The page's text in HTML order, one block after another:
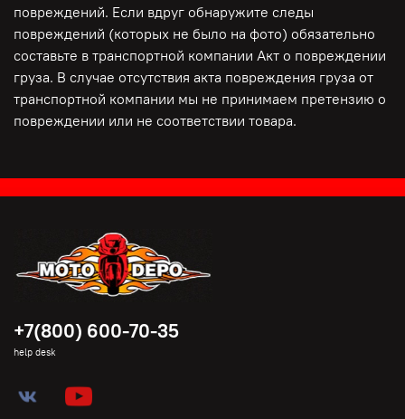
повреждений. Если вдруг обнаружите следы
повреждений (которых не было на фото) обязательно
составьте в транспортной компании Акт о повреждении
груза. В случае отсутствия акта повреждения груза от
транспортной компании мы не принимаем претензию о
повреждении или не соответствии товара.
+7(800) 600-70-35
help desk